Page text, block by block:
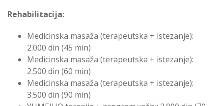
Rehabilitacija:
Medicinska masaža (terapeutska + istezanje):
2.000 din (45 min)
Medicinska masaža (terapeutska + istezanje):
2.500 din (60 min)
Medicinska masaža (terapeutska + istezanje):
3.500 din (90 min)